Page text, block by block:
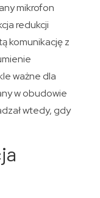
mikrofon
redukcji
komunikację z
ważne dla
w obudowie
wtedy, gdy